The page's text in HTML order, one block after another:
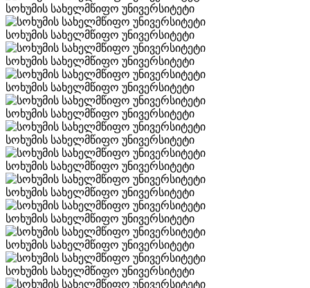
სოხუმის სახელმწიფო უნივერსიტეტი
სოხუმის სახელმწიფო უნივერსიტეტი
სოხუმის სახელმწიფო უნივერსიტეტი
სოხუმის სახელმწიფო უნივერსიტეტი
სოხუმის სახელმწიფო უნივერსიტეტი
სოხუმის სახელმწიფო უნივერსიტეტი
სოხუმის სახელმწიფო უნივერსიტეტი
სოხუმის სახელმწიფო უნივერსიტეტი
სოხუმის სახელმწიფო უნივერსიტეტი
სოხუმის სახელმწიფო უნივერსიტეტი
სოხუმის სახელმწიფო უნივერსიტეტი